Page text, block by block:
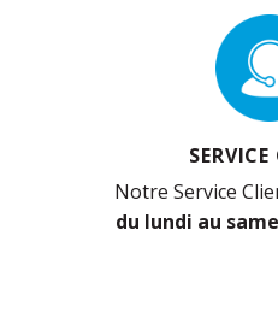
Notre Service
du lundi au